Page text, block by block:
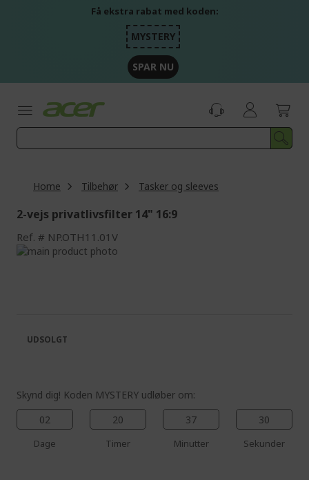
Få ekstra rabat med koden:
MYSTERY
SPAR NU
Home Tilbehør Tasker og sleeves
2-vejs privatlivsfilter 14" 16:9
Ref. NP.OTH11.01V
Skip
images
gallery
the
images
Skynd dig! Koden MYSTERY udløber om:
02
Dage
20
Timer
37
Minutter
30
Sekunder
UDSOLGT